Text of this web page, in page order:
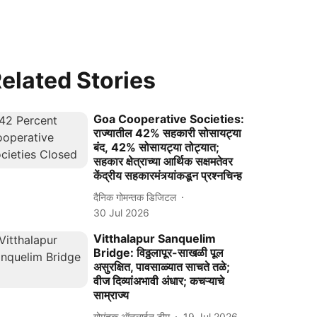
Stories
Goa Cooperative Societies:
राज्यातील 42% सहकारी सोसायट्या
बंद, 42% सोसायट्या तोट्यात;
सहकार क्षेत्राच्या आर्थिक सक्षमतेवर
केंद्रीय सहकारमंत्र्यांकडून प्रश्नचिन्ह
दैनिक गोमन्तक डिजिटल
30 Jul 2026
Vitthalapur Sanquelim
Bridge: विठ्ठलापूर-साखळी पूल
असुरक्षित, पावसाळ्यात साचते तळे;
वीज दिव्यांअभावी अंधार; कचऱ्याचे
साम्राज्य